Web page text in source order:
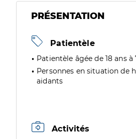
PRÉSENTATION
Patientèle
Patientèle âgée de 18 ans à
Personnes en situation de
aidants
Activités